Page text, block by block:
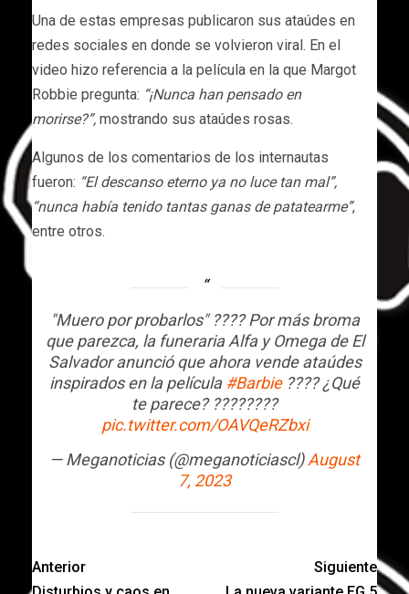
Una de estas empresas publicaron sus ataúdes en
redes sociales en donde se volvieron viral. En el
video hizo referencia a la película en la que Margot
Robbie pregunta: “¡Nunca han pensado en
morirse?”, mostrando sus ataúdes rosas.
Algunos de los comentarios de los internautas
fueron: “El descanso eterno ya no luce tan mal”,
“nunca había tenido tantas ganas de patatearme”,
entre otros.
"Muero por probarlos" ???? Por más broma
que parezca, la funeraria Alfa y Omega de El
Salvador anunció que ahora vende ataúdes
inspirados en la película #Barbie???? ¿Qué
te parece? ????????
pic.twitter.com/OAVQeRZbxi
— Meganoticias (@meganoticiascl)August
7, 2023
Anterior
Siguiente